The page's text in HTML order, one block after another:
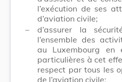
l’exécution de ses
d’aviation civile;
–
d’assurer la
l’ensemble des
au Luxembourg en
particulières à cet
respect par tous les
de l’aviation civile;